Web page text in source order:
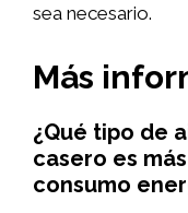
sea necesario.
Más
¿Qué tipo de
casero es
consumo